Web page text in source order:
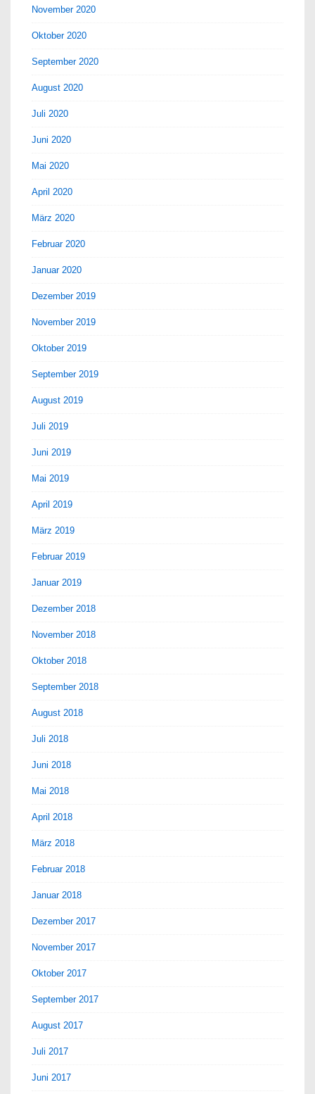
November 2020
Oktober 2020
September 2020
August 2020
Juli 2020
Juni 2020
Mai 2020
April 2020
März 2020
Februar 2020
Januar 2020
Dezember 2019
November 2019
Oktober 2019
September 2019
August 2019
Juli 2019
Juni 2019
Mai 2019
April 2019
März 2019
Februar 2019
Januar 2019
Dezember 2018
November 2018
Oktober 2018
September 2018
August 2018
Juli 2018
Juni 2018
Mai 2018
April 2018
März 2018
Februar 2018
Januar 2018
Dezember 2017
November 2017
Oktober 2017
September 2017
August 2017
Juli 2017
Juni 2017